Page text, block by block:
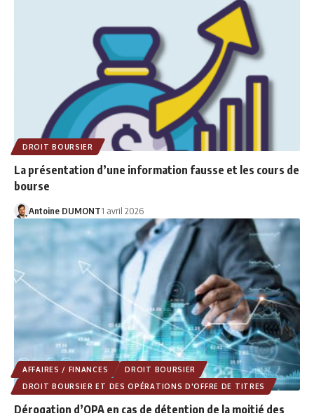
DROIT BOURSIER
La présentation d’une information fausse et les cours de
bourse
Antoine DUMONT1 avril 2026
AFFAIRES / FINANCES
DROIT BOURSIER
DROIT BOURSIER ET DES OPÉRATIONS D'OFFRE DE TITRES
Dérogation d’OPA en cas de détention de la moitié des